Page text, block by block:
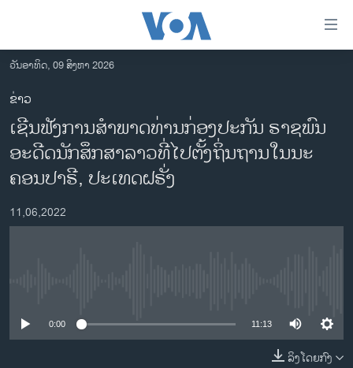
ເຂົ້າ
ຫາ
ຂ້າມ
ຂ້າມ
ຂ້າມ
ໄປ
ຫາ
ຊອກ
ຄົ້ນ
ອາເມຣິກາ
ການເລືອກຕັ້ງ ປະທານາທີບໍດີ ສະຫະລັດ 2024
ໂລກ
ຊຸມຊົນຊາວລາວ
ວັນອາທິດ, 09 ສິງຫາ 2026
ຂ່າວ
ເຊີນ​ຟັງ​ການ​ສຳ​ພາດ​ທ່ານ​ກ່ອງ​ປະ​ກັນ ຣາ​ຊ​ພົນ
ອະ​ດີດ​ນັກ​ສຶກ​ສາ​ລາວ​ທີ່ໄປ​ຕັ້ງ​ຖິ່ນ​ຖານ​ໃນ​ນະ​
ຄອນ​ປາ​ຣີ, ປະ​ເທດ​ຝຣັ່ງ
11,06,2022
0:00 11:13
ລິງໂດຍກົງ